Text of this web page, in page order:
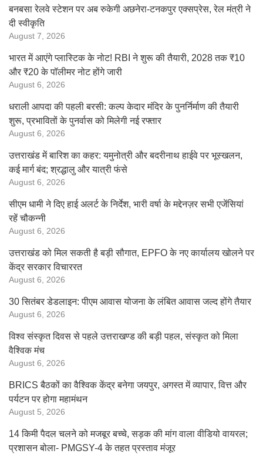
बनबसा रेलवे स्टेशन पर अब रुकेगी अछनेरा-टनकपुर एक्सप्रेस, रेल मंत्री ने
दी स्वीकृति
August 7, 2026
भारत में आएंगे प्लास्टिक के नोट! RBI ने शुरू की तैयारी, 2028 तक ₹10
और ₹20 के पॉलीमर नोट होंगे जारी
August 6, 2026
धराली आपदा की पहली बरसी: कल्प केदार मंदिर के पुनर्निर्माण की तैयारी
शुरू, प्रभावितों के पुनर्वास को मिलेगी नई रफ्तार
August 6, 2026
उत्तराखंड में बारिश का कहर: यमुनोत्री और बदरीनाथ हाईवे पर भूस्खलन,
कई मार्ग बंद; श्रद्धालु और यात्री फंसे
August 6, 2026
सीएम धामी ने दिए हाई अलर्ट के निर्देश, भारी वर्षा के मद्देनज़र सभी एजेंसियां
रहें चौकन्नी
August 6, 2026
उत्तराखंड को मिल सकती है बड़ी सौगात, EPFO के नए कार्यालय खोलने पर
केंद्र सरकार विचाररत
August 6, 2026
30 सितंबर डेडलाइन: पीएम आवास योजना के लंबित आवास जल्द होंगे तैयार
August 6, 2026
विश्व संस्कृत दिवस से पहले उत्तराखण्ड की बड़ी पहल, संस्कृत को मिला
वैश्विक मंच
August 6, 2026
BRICS बैठकों का वैश्विक केंद्र बनेगा जयपुर, अगस्त में व्यापार, वित्त और
पर्यटन पर होगा महामंथन
August 5, 2026
14 किमी पैदल चलने को मजबूर बच्चे, सड़क की मांग वाला वीडियो वायरल;
प्रशासन बोला- PMGSY-4 के तहत प्रस्ताव मंजूर